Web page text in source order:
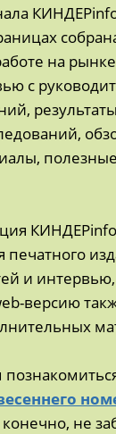
на
с
КИНДЕРinfo
печатного
и
версию
не